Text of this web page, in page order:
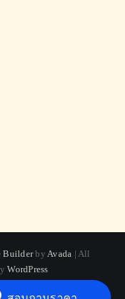
BuilderbyAvada | All
WordPress
Pinterest